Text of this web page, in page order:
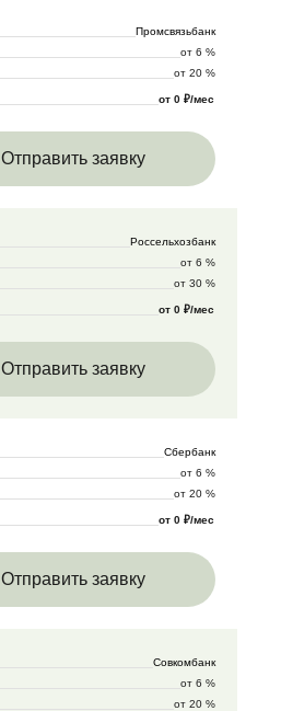
Промсвязьбанк
от 6 %
от 20 %
от 0 ₽/мес
Отправить заявку
Россельхозбанк
от 6 %
от 30 %
от 0 ₽/мес
Отправить заявку
Сбербанк
от 6 %
от 20 %
от 0 ₽/мес
Отправить заявку
Совкомбанк
от 6 %
от 20 %